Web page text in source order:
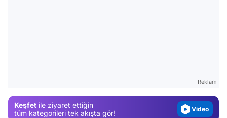
Reklam
Keşfet ile ziyaret ettiğin
tüm kategorileri tek akışta gör!
Video